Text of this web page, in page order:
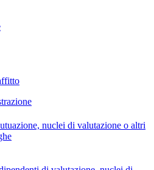
nuclei di valutazione o altri